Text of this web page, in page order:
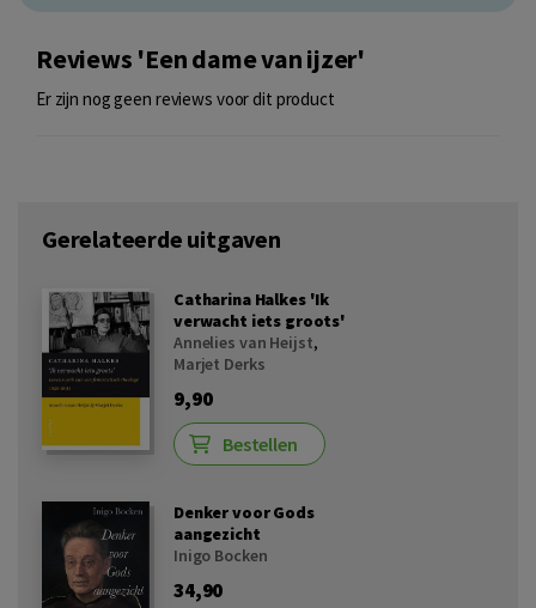
Reviews 'Een dame van ijzer'
Er zijn nog geen reviews voor dit product
Gerelateerde uitgaven
Catharina Halkes 'Ik
verwacht iets groots'
Annelies van Heijst,
Marjet Derks
9,90
Bestellen
Denker voor Gods
aangezicht
Inigo Bocken
34,90